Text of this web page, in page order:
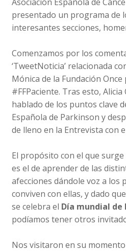
presentado un programa de
interesantes secciones,
Comenzamos por los
‘TweetNoticia’ relacionada
Mónica de la Fundación
#FFPaciente. Tras esto, Alicia
hablado de los puntos clave
Española de Parkinson y
de lleno en la Entrevista con
El propósito con el que surge
es el de aprender de las
afecciones dándole voz a los
conviven con ellas, y dado
se celebra el Día mundial
podíamos tener otros
Nos visitaron en su